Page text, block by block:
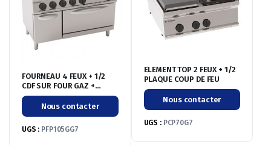
FOURNEAU 4 FEUX + 1/2
CDF SUR FOUR GAZ +
PLACARD
Nous contacter
UGS : PFP105GG7
ELEMENT TOP 2 FEUX + 1/2
PLAQUE COUP DE FEU
Nous contacter
UGS : PCP70G7